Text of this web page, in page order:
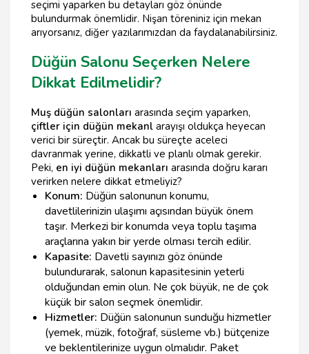
seçimi yaparken bu detayları göz önünde
bulundurmak önemlidir. Nişan töreniniz için mekan
arıyorsanız, diğer yazılarımızdan da faydalanabilirsiniz.
Düğün Salonu Seçerken Nelere
Dikkat Edilmelidir?
Muş düğün salonları arasında seçim yaparken,
çiftler için düğün mekanl arayışı oldukça heyecan
verici bir süreçtir. Ancak bu süreçte aceleci
davranmak yerine, dikkatli ve planlı olmak gerekir.
Peki, en iyi düğün mekanları arasında doğru kararı
verirken nelere dikkat etmeliyiz?
Konum: Düğün salonunun konumu,
davetlilerinizin ulaşımı açısından büyük önem
taşır. Merkezi bir konumda veya toplu taşıma
araçlarına yakın bir yerde olması tercih edilir.
Kapasite: Davetli sayınızı göz önünde
bulundurarak, salonun kapasitesinin yeterli
olduğundan emin olun. Ne çok büyük, ne de çok
küçük bir salon seçmek önemlidir.
Hizmetler: Düğün salonunun sunduğu hizmetler
(yemek, müzik, fotoğraf, süsleme vb.) bütçenize
ve beklentilerinize uygun olmalıdır. Paket